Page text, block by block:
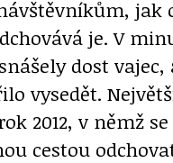
jak
je. V
dost
vysedět.
2012, v němž
cestou